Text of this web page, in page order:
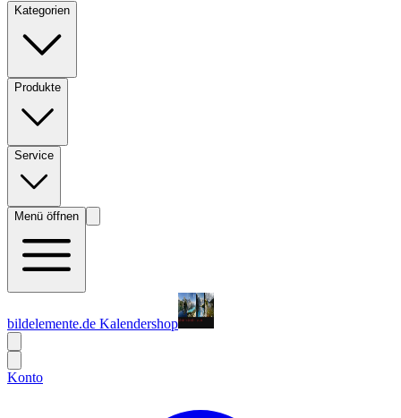
Kategorien
Produkte
Service
Menü öffnen
bildelemente.de Kalendershop
Konto